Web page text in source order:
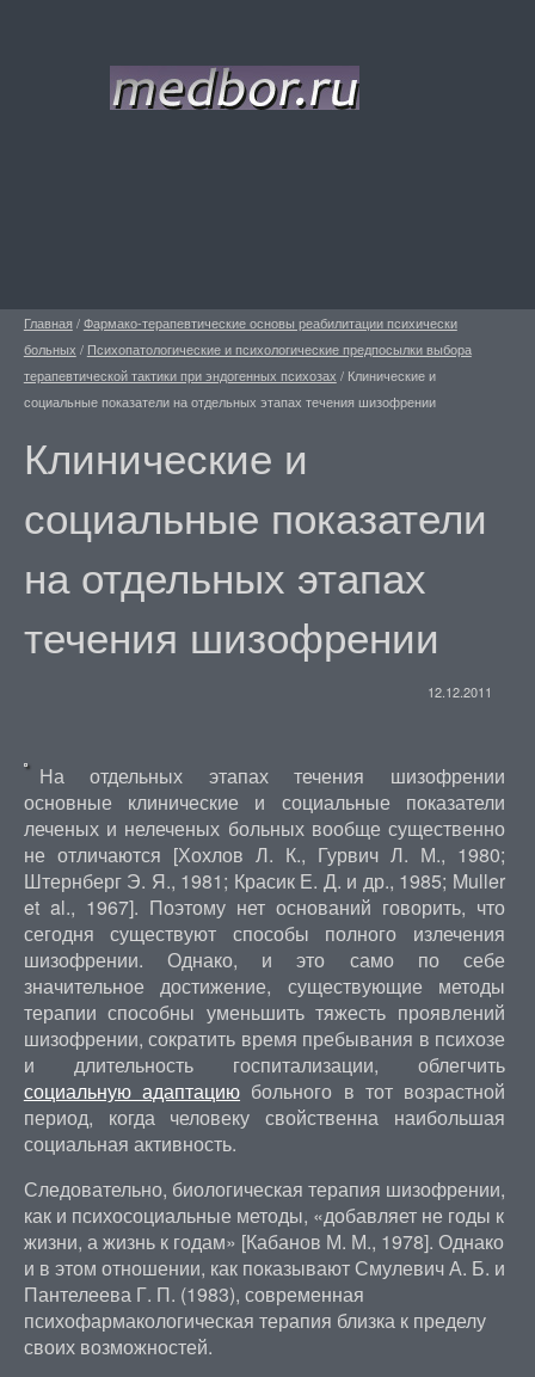
Главная /Фармако-терапевтические основы реабилитации психически
больных / Психопатологические и психологические предпосылки выбора
терапевтической тактики при эндогенных психозах / Клинические и
социальные показатели на отдельных этапах течения шизофрении
Клинические и
социальные показатели
на отдельных этапах
течения шизофрении
12.12.2011
На отдельных этапах течения шизофрении
основные клинические и социальные показатели
леченых и нелеченых больных вообще существенно
не отличаются [Хохлов Л. К., Гурвич Л. М., 1980;
Штернберг Э. Я., 1981; Красик Е. Д. и др., 1985; Muller
et al., 1967]. Поэтому нет оснований говорить, что
сегодня существуют способы полного излечения
шизофрении. Однако, и это само по себе
значительное достижение, существующие методы
терапии способны уменьшить тяжесть проявлений
шизофрении, сократить время пребывания в психозе
и длительность госпитализации, облегчить
социальную адаптацию больного в тот возрастной
период, когда человеку свойственна наибольшая
социальная активность.
Следовательно, биологическая терапия шизофрении,
как и психосоциальные методы, «добавляет не годы к
жизни, а жизнь к годам» [Кабанов М. М., 1978]. Однако
и в этом отношении, как показывают Смулевич А. Б. и
Пантелеева Г. П. (1983), современная
психофармакологическая терапия близка к пределу
своих возможностей.